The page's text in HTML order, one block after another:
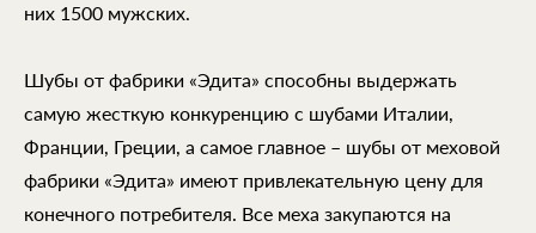
них 1500 мужских.
Шубы от фабрики «Эдита» способны выдержать
самую жесткую конкуренцию с шубами Италии,
Франции, Греции, а самое главное – шубы от меховой
фабрики «Эдита» имеют привлекательную цену для
конечного потребителя. Все меха закупаются на